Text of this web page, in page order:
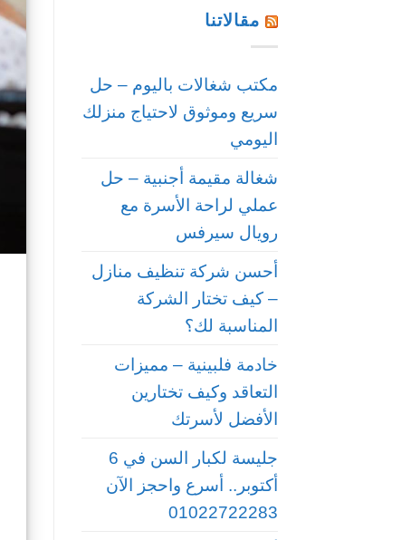
مقالاتنا
مكتب شغالات باليوم – حل
سريع وموثوق لاحتياج منزلك
اليومي
شغالة مقيمة أجنبية – حل
عملي لراحة الأسرة مع
رويال سيرفس
أحسن شركة تنظيف منازل
– كيف تختار الشركة
المناسبة لك؟
خادمة فلبينية – مميزات
التعاقد وكيف تختارين
الأفضل لأسرتك
جليسة لكبار السن في 6
أكتوبر.. أسرع واحجز الآن
01022722283